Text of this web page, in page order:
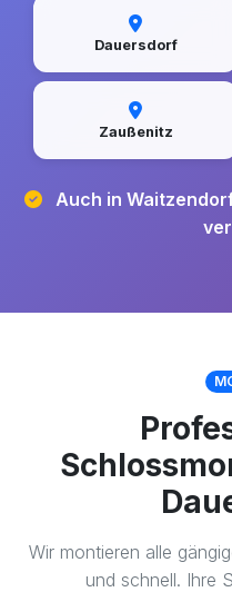
Dauersdorf
Zaußenitz
Auch in
Wir montieren alle
und schnell. Ihre